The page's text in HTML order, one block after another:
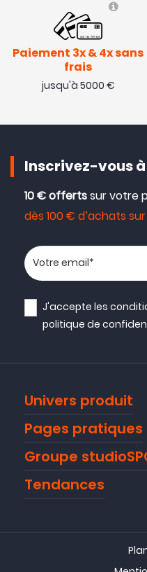
Paiement 3x & 4x sans
frais
jusqu'à 5000 €
Inscrivez-vous
10 € offertssur votre
dès 100 € d’achats
Votre adresse email
J'accepte les
politique de
Univers produit
Pages pratiques
Groupe
Tendances